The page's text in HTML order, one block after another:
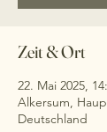
Zeit & Ort
22. Mai 2025,
Alkersum,
Deutschland